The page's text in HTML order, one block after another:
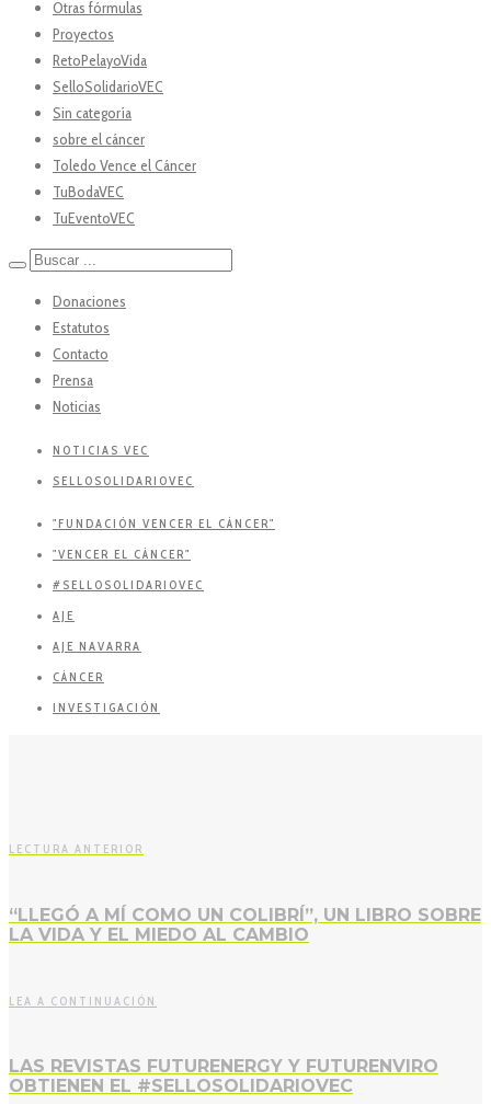
Otras fórmulas
Proyectos
RetoPelayoVida
SelloSolidarioVEC
Sin categoría
sobre el cáncer
Toledo Vence el Cáncer
TuBodaVEC
TuEventoVEC
Donaciones
Estatutos
Contacto
Prensa
Noticias
NOTICIAS VEC
SELLOSOLIDARIOVEC
"FUNDACIÓN VENCER EL CÁNCER"
"VENCER EL CÁNCER"
#SELLOSOLIDARIOVEC
AJE
AJE NAVARRA
CÁNCER
INVESTIGACIÓN
LECTURA ANTERIOR
“LLEGÓ A MÍ COMO UN COLIBRÍ”, UN LIBRO SOBRE
LA VIDA Y EL MIEDO AL CAMBIO
LEA A CONTINUACIÓN
LAS REVISTAS FUTURENERGY Y FUTURENVIRO
OBTIENEN EL #SELLOSOLIDARIOVEC